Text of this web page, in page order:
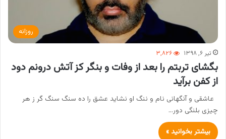
روزانه
تیر ۶, ۱۳۹۸ ۳,۸۲۶
بگشای تربتم را بعد از وفات و بنگر کز آتش درونم دود
از کفن برآید
عاشقی و آنگهانی نام و ننگ او نشاید عشق را ده سنگ سنگ گر ز هر
چیزی بلنگی دور…
بیشتر بخوانید »